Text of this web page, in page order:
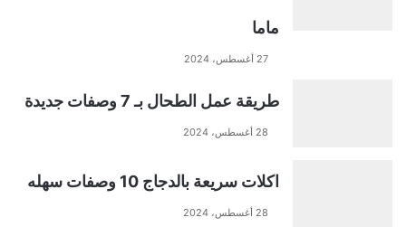
ماما
27 أغسطس، 2024
طريقة عمل الطحال بـ 7 وصفات جديدة
28 أغسطس، 2024
اكلات سريعة بالدجاج 10 وصفات سهله
28 أغسطس، 2024